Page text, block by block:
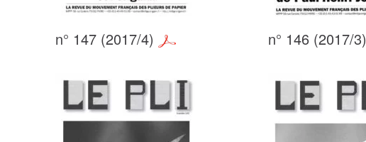
n° 147 (2017/4) n° 146 (2017/3)